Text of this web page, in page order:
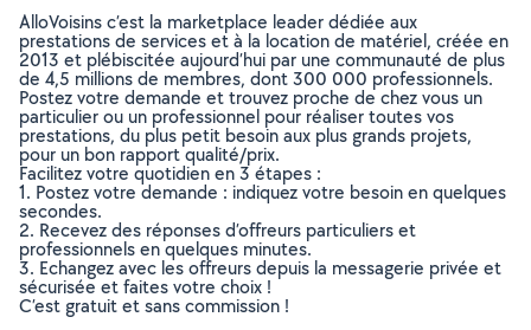
AlloVoisins c’est la marketplace leader dédiée aux
prestations de services et à la location de matériel, créée en
2013 et plébiscitée aujourd’hui par une communauté de plus
de 4,5 millions de membres, dont 300 000 professionnels.
Postez votre demande et trouvez proche de chez vous un
particulier ou un professionnel pour réaliser toutes vos
prestations, du plus petit besoin aux plus grands projets,
pour un bon rapport qualité/prix.
Facilitez votre quotidien en 3 étapes :
1. Postez votre demande : indiquez votre besoin en quelques
secondes.
2. Recevez des réponses d’offreurs particuliers et
professionnels en quelques minutes.
3. Echangez avec les offreurs depuis la messagerie privée et
sécurisée et faites votre choix !
C’est gratuit et sans commission !